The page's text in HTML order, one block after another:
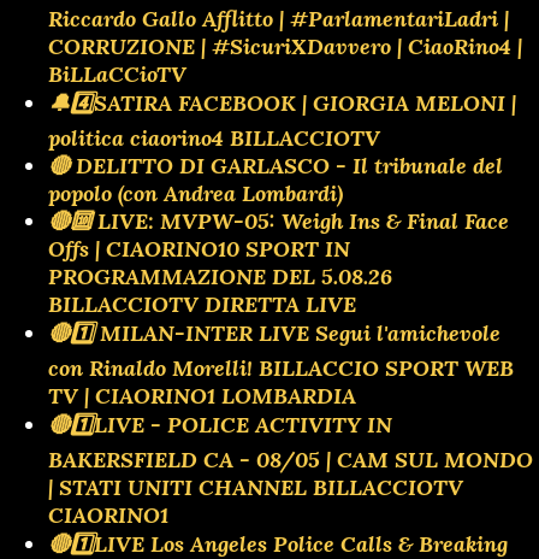
Riccardo Gallo Afflitto | #ParlamentariLadri |
CORRUZIONE | #SicuriXDavvero | CiaoRino4 |
BiLLaCCioTV
🔔4️⃣SATIRA FACEBOOK | GIORGIA MELONI |
politica ciaorino4 BILLACCIOTV
🔴 DELITTO DI GARLASCO - Il tribunale del
popolo (con Andrea Lombardi)
🔴🔟 LIVE: MVPW-05: Weigh Ins & Final Face
Offs | CIAORINO10 SPORT IN
PROGRAMMAZIONE DEL 5.08.26
BILLACCIOTV DIRETTA LIVE
🔴1️⃣ MILAN-INTER LIVE Segui l'amichevole
con Rinaldo Morelli! BILLACCIO SPORT WEB
TV | CIAORINO1 LOMBARDIA
🔴1️⃣LIVE - POLICE ACTIVITY IN
BAKERSFIELD CA - 08/05 | CAM SUL MONDO
| STATI UNITI CHANNEL BILLACCIOTV
CIAORINO1
🔴1️⃣LIVE Los Angeles Police Calls & Breaking